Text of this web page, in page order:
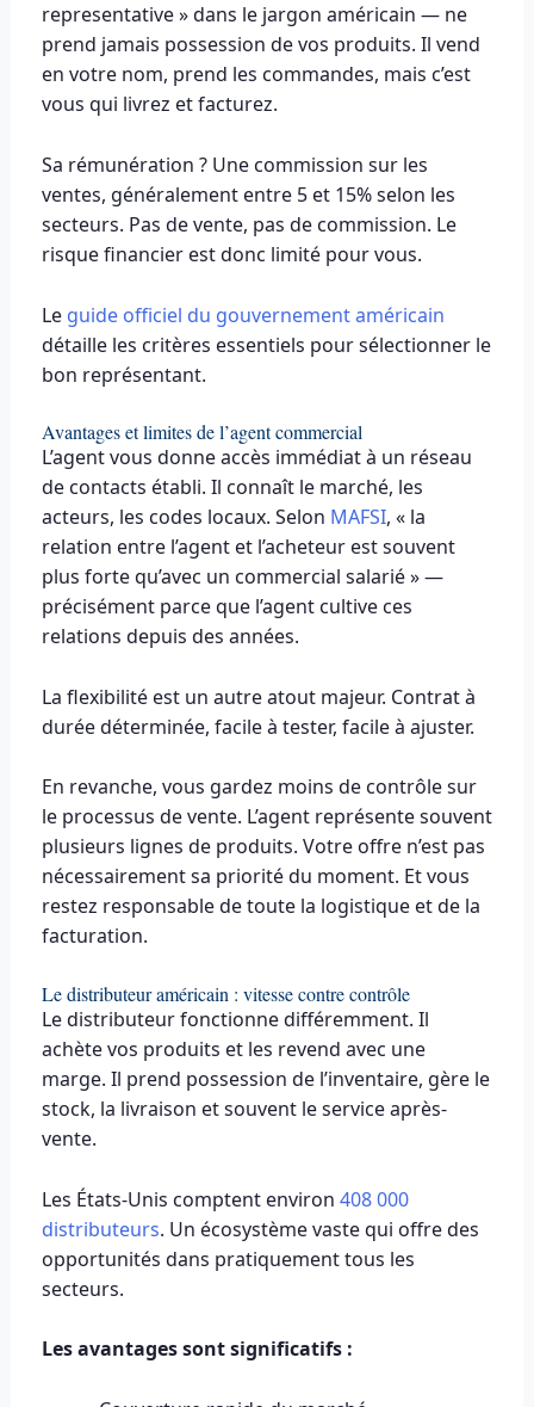
representative » dans le jargon américain — ne
prend jamais possession de vos produits. Il vend
en votre nom, prend les commandes, mais c’est
vous qui livrez et facturez.
Sa rémunération ? Une commission sur les
ventes, généralement entre 5 et 15% selon les
secteurs. Pas de vente, pas de commission. Le
risque financier est donc limité pour vous.
Le guide officiel du gouvernement américain
détaille les critères essentiels pour sélectionner le
bon représentant.
Avantages et limites de l’agent commercial
L’agent vous donne accès immédiat à un réseau
de contacts établi. Il connaît le marché, les
acteurs, les codes locaux. Selon MAFSI, « la
relation entre l’agent et l’acheteur est souvent
plus forte qu’avec un commercial salarié » —
précisément parce que l’agent cultive ces
relations depuis des années.
La flexibilité est un autre atout majeur. Contrat à
durée déterminée, facile à tester, facile à ajuster.
En revanche, vous gardez moins de contrôle sur
le processus de vente. L’agent représente souvent
plusieurs lignes de produits. Votre offre n’est pas
nécessairement sa priorité du moment. Et vous
restez responsable de toute la logistique et de la
facturation.
Le distributeur américain : vitesse contre contrôle
Le distributeur fonctionne différemment. Il
achète vos produits et les revend avec une
marge. Il prend possession de l’inventaire, gère le
stock, la livraison et souvent le service après-
vente.
Les États-Unis comptent environ 408 000
distributeurs. Un écosystème vaste qui offre des
opportunités dans pratiquement tous les
secteurs.
Les avantages sont significatifs :